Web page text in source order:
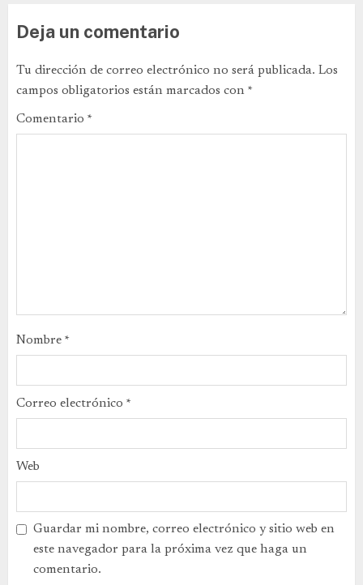
Deja un comentario
Tu dirección de correo electrónico no será publicada. Los
campos obligatorios están marcados con *
Comentario *
Nombre *
Correo electrónico *
Web
Guardar mi nombre, correo electrónico y sitio web en
este navegador para la próxima vez que haga un
comentario.